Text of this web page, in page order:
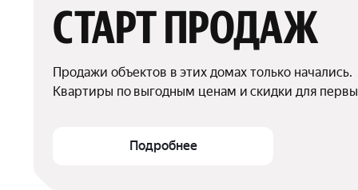
СТАРТ ПРОДАЖ
Продажи объектов в этих домах только начались.
Квартиры по выгодным ценам и скидки для
Подробнее